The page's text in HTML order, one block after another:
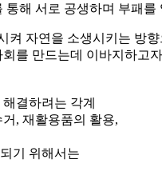
해 서로 공생하며 부패를
켜 자연을 소생시키는 방향
를 만드는데 이바지하고
결하려는 각계
, 재활용품의 활용,
기 위해서는